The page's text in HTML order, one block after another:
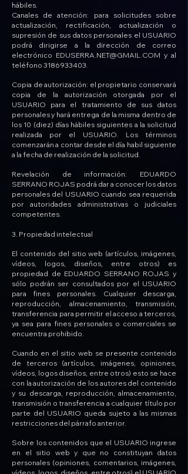
hábiles.
Canales de atención: para solicitudes sobre
actualización, rectificación, actualización o
supresión de sus datos personales el USUARIO
podrá dirigirse a la dirección de correo
electrónico EDUSERRA.NET@GMAIL.COM y al
teléfono 3186933403.
Copia de autorización: el propietario conservará
copia de la autorización otorgada por el
USUARIO para el tratamiento de sus datos
personales y hará entrega de la misma dentro de
los 10 (diez) días hábiles siguientes a la solicitud
realizada por el USUARIO. Los términos
comenzarán a contar desde el día habil siguiente
a la fecha de realización de la solicitud.
Revelación de información: EDUARDO
SERRANO ROJAS podrá dar a conocer los datos
personales del USUARIO cuando sea requerida
por autoridades administrativas o judiciales
competentes.
3. Propiedad intelectual
El contenido del sitio web (artículos, imágenes,
vídeos, logos, diseños, entre otros) es
propiedad de EDUARDO SERRANO ROJAS y
sólo podrán ser consultados por el USUARIO
para fines personales. Cualquier descarga,
reproducción, almacenamiento, transmisión,
transferencia para permitir el acceso a terceros,
ya sea para fines personales o comerciales se
encuentra prohibido.
Cuando en el sitio web se presente contenido
de terceros (artículos, imágenes, opiniones,
vídeos, logos diseños, entre otros) esto se hace
con la autorización de los autores del contenido
y su descarga, reproducción, almacenamiento,
transmisión o transferencia a cualquier título por
parte del USUARIO queda sujeto a las mismas
restricciones del párrafo anterior.
Sobre los contenidos que el USUARIO ingrese
en el sitio web y que no constituyan datos
personales (opiniones, comentarios, imágenes,